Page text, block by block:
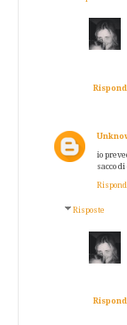
io
sacco
Risposte